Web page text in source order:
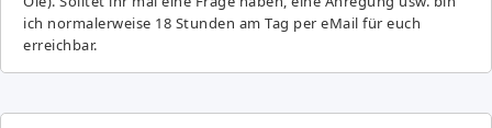
ich normalerweise 18 Stunden am Tag per eMail für euch
erreichbar.